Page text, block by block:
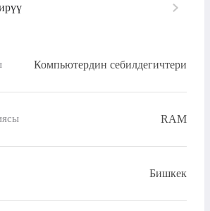
Компьютердин себилдегичтери
RAM
Бишкек